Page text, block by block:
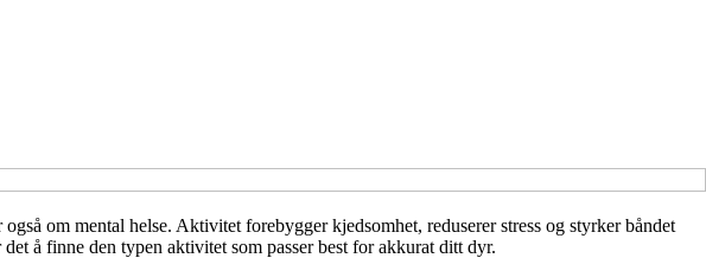
om mental helse. Aktivitet forebygger kjedsomhet, reduserer stress og styrker båndet
å finne den typen aktivitet som passer best for akkurat ditt dyr.